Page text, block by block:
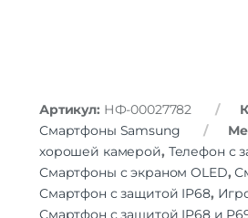
Артикул: НФ-00027782
Смартфоны Samsung
хорошей камерой, Телефон с
Смартфоны с экраном OLED,
Смартфон с защитой IP68,
Смартфон с защитой IP68 и